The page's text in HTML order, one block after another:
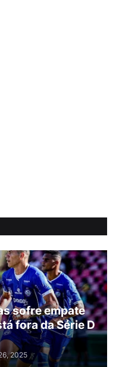
sofre empate
fora da Série D
2025